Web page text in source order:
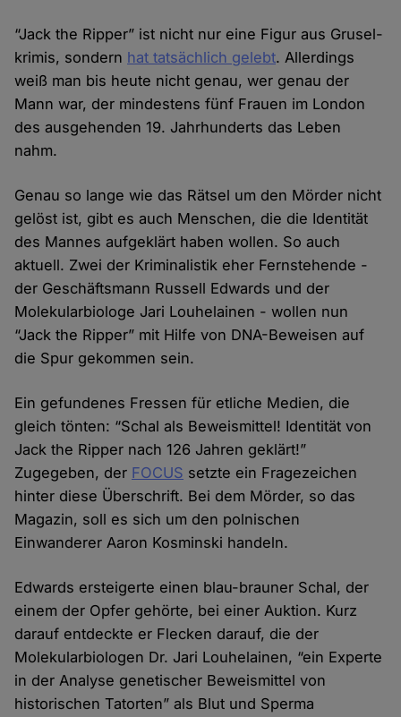
“Jack the Ripper” ist nicht nur eine Figur aus Grusel­
krimis, sondern hat tat­sächlich gelebt. Aller­dings
weiß man bis heute nicht genau, wer genau der
Mann war, der mindestens fünf Frauen im London
des aus­gehenden 19. Jahr­hunderts das Leben
nahm.
Genau so lange wie das Rätsel um den Mörder nicht
gelöst ist, gibt es auch Menschen, die die Identität
des Mannes aufgeklärt haben wollen. So auch
aktuell. Zwei der Kriminalistik eher Fernstehende -
der Geschäftsmann Russell Edwards und der
Molekular­biologe Jari Louhelainen - wollen nun
“Jack the Ripper” mit Hilfe von DNA-Beweisen auf
die Spur gekommen sein.
Ein gefundenes Fressen für etliche Medien, die
gleich tönten: “Schal als Beweis­mittel! Identität von
Jack the Ripper nach 126 Jahren geklärt!”
Zugegeben, der FOCUS setzte ein Fragezeichen
hinter diese Überschrift. Bei dem Mörder, so das
Magazin, soll es sich um den polnischen
Einwanderer Aaron Kosminski handeln.
Edwards ersteigerte einen blau-brauner Schal, der
einem der Opfer gehörte, bei einer Auktion. Kurz
darauf entdeckte er Flecken darauf, die der
Molekular­biologen Dr. Jari Louhelainen, “ein Experte
in der Analyse genetischer Beweis­mittel von
historischen Tat­orten” als Blut und Sperma